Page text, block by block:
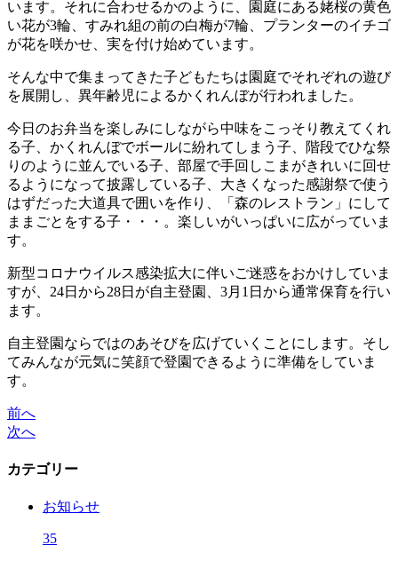
います。それに合わせるかのように、園庭にある姥桜の黄色
い花が3輪、すみれ組の前の白梅が7輪、プランターのイチゴ
が花を咲かせ、実を付け始めています。
そんな中で集まってきた子どもたちは園庭でそれぞれの遊び
を展開し、異年齢児によるかくれんぼが行われました。
今日のお弁当を楽しみにしながら中味をこっそり教えてくれ
る子、かくれんぼでボールに紛れてしまう子、階段でひな祭
りのように並んでいる子、部屋で手回しこまがきれいに回せ
るようになって披露している子、大きくなった感謝祭で使う
はずだった大道具で囲いを作り、「森のレストラン」にして
ままごとをする子・・・。楽しいがいっぱいに広がっていま
す。
新型コロナウイルス感染拡大に伴いご迷惑をおかけしていま
すが、24日から28日が自主登園、3月1日から通常保育を行い
ます。
自主登園ならではのあそびを広げていくことにします。そし
てみんなが元気に笑顔で登園できるように準備をしていま
す。
前へ
次へ
カテゴリー
お知らせ
35